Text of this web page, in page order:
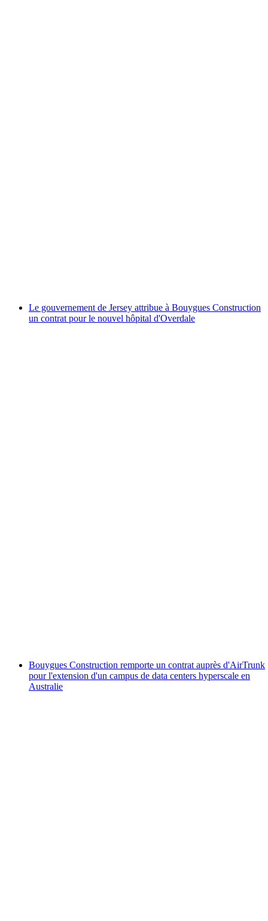
Le gouvernement de Jersey attribue à Bouygues Construction
un contrat pour le nouvel hôpital d'Overdale
Bouygues Construction remporte un contrat auprès d'AirTrunk
pour l'extension d'un campus de data centers hyperscale en
Australie